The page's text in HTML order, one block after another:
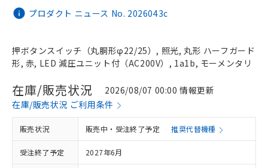
プロダクト ニュース No. 2026043c
押ボタンスイッチ（丸胴形φ22/25）, 照光, 丸形 ハーフガード
形, 赤, LED 減圧ユニット付（AC200V）, 1a1b, モーメンタリ
在庫/販売状況
2026/08/07 00:00 情報更新
在庫/販売状況 ご利用条件
販売状況 販売中・受注終了予定 推奨代替機種
受注終了予定 2027年6月